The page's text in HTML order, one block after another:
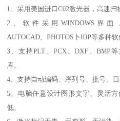
1、采用美国进口C02激光器，高速扫
2、软件采用WINDOWS界面
AUTOCAD、PHOTOS卜lOP等多种软
3、支持PLT、PCX、DXF、BMP
库。
4、支持自动编码、序列号、批号、
5、电脑任意设计图形文字、灵活
低。